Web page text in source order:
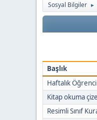
Sosyal Bilgiler ►
Başlık
Haftalık
Kitap okuma
Resimli Sınıf